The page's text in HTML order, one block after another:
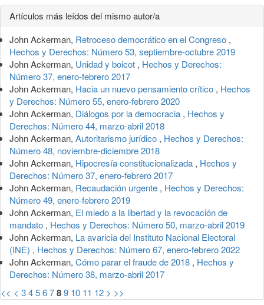
Detalles
del
artículo
Artículos más leídos del mismo autor/a
John Ackerman, Retroceso democrático en el Congreso ,
Hechos y Derechos: Número 53, septiembre-octubre 2019
John Ackerman, Unidad y boicot , Hechos y Derechos:
Número 37, enero-febrero 2017
John Ackerman, Hacia un nuevo pensamiento crítico , Hechos
y Derechos: Número 55, enero-febrero 2020
John Ackerman, Diálogos por la democracia , Hechos y
Derechos: Número 44, marzo-abril 2018
John Ackerman, Autoritarismo jurídico , Hechos y Derechos:
Número 48, noviembre-diciembre 2018
John Ackerman, Hipocresía constitucionalizada , Hechos y
Derechos: Número 37, enero-febrero 2017
John Ackerman, Recaudación urgente , Hechos y Derechos:
Número 49, enero-febrero 2019
John Ackerman, El miedo a la libertad y la revocación de
mandato , Hechos y Derechos: Número 50, marzo-abril 2019
John Ackerman, La avaricia del Instituto Nacional Electoral
(INE) , Hechos y Derechos: Número 67, enero-febrero 2022
John Ackerman, Cómo parar el fraude de 2018 , Hechos y
Derechos: Número 38, marzo-abril 2017
<< < 3456789 10 11 12 > >>